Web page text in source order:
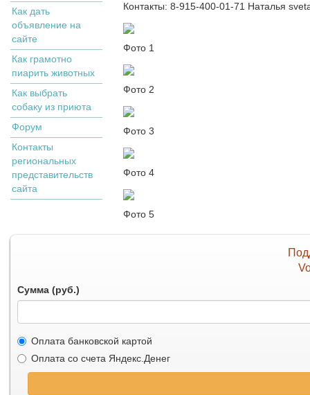
Как дать
объявление на
сайте
Как грамотно
пиарить животных
Как выбрать
собаку из приюта
Форум
Контакты
региональных
представительств
сайта
Контакты: 8-915-400-01-71 Наталья
Фото 1
Фото 2
Фото 3
Фото 4
Фото 5
Сумма (руб.)
Оплата банковской картой
Оплата со счета Яндекс.Денег